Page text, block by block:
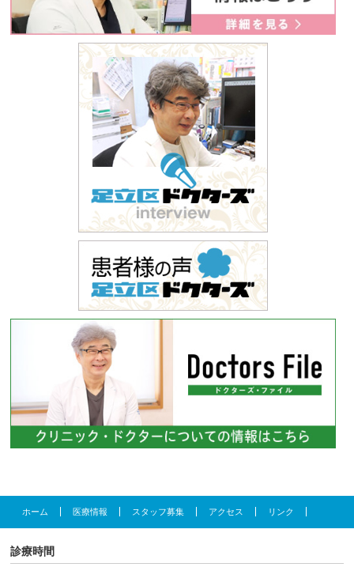
ホーム 医療情報 スタッフ募集 アクセス リンク
診療時間